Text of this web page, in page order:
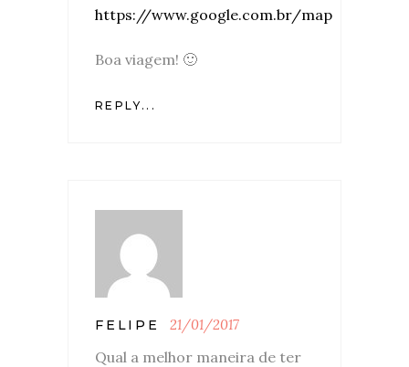
https://www.google.com.br/map
Boa viagem! 🙂
REPLY...
FELIPE 21/01/2017
Qual a melhor maneira de ter